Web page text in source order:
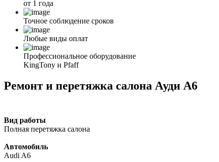
от 1 года
Точное соблюдение сроков
Любые виды оплат
Профессиональное оборудование
KingTony и Pfaff
Ремонт и перетяжка салона Ауди А6
Вид работы
Полная перетяжка салона
Автомобиль
Audi A6